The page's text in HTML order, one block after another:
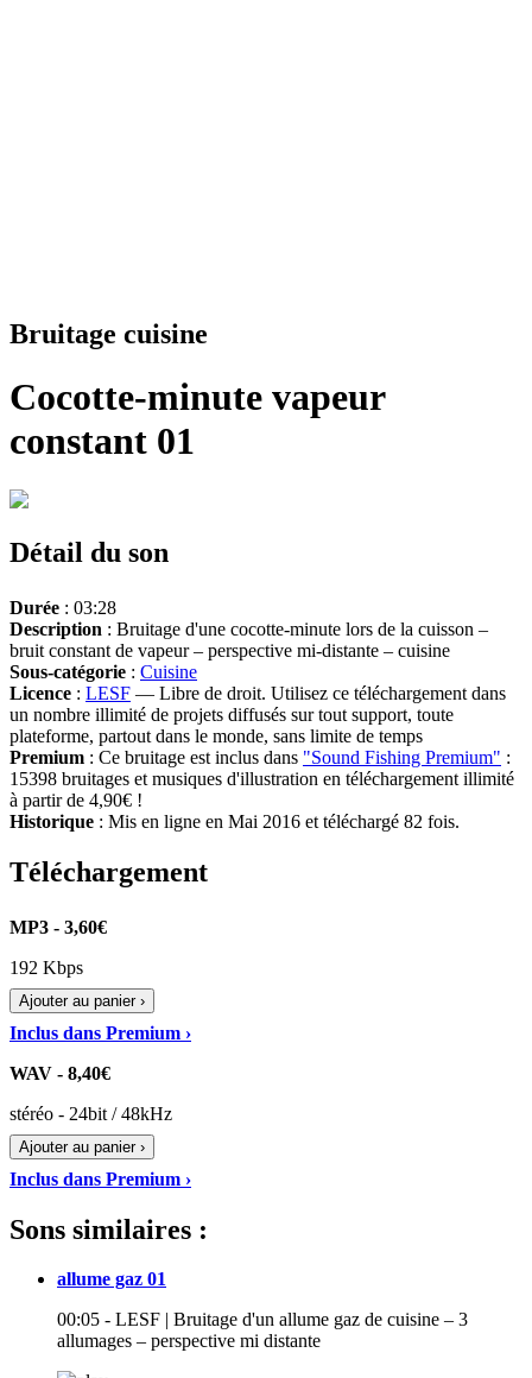
Bruitage cuisine
Cocotte-minute vapeur
constant 01
Détail du son
Durée : 03:28
Description : Bruitage d'une cocotte-minute lors de la cuisson –
bruit constant de vapeur – perspective mi-distante – cuisine
Sous-catégorie : Cuisine
Licence : LESF — Libre de droit. Utilisez ce téléchargement dans
un nombre illimité de projets diffusés sur tout support, toute
plateforme, partout dans le monde, sans limite de temps
Premium : Ce bruitage est inclus dans "Sound Fishing Premium" :
15398 bruitages et musiques d'illustration en téléchargement illimité
à partir de 4,90€ !
Historique : Mis en ligne en Mai 2016 et téléchargé 82 fois.
Téléchargement
MP3 - 3,60€
192 Kbps
Ajouter au panier ›
Inclus dans Premium ›
WAV - 8,40€
stéréo - 24bit / 48kHz
Ajouter au panier ›
Inclus dans Premium ›
Sons similaires :
allume gaz 01
00:05 - LESF | Bruitage d'un allume gaz de cuisine – 3
allumages – perspective mi distante